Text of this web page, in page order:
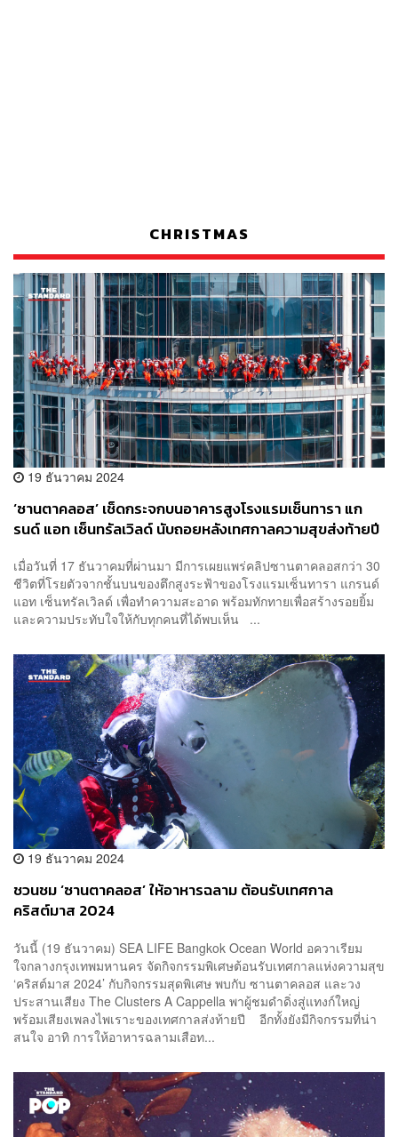
CHRISTMAS
19 ธันวาคม 2024
‘ซานตาคลอส’ เช็ดกระจกบนอาคารสูงโรงแรมเซ็นทารา แก
รนด์ แอท เซ็นทรัลเวิลด์ นับถอยหลังเทศกาลความสุขส่งท้ายปี
เมื่อวันที่ 17 ธันวาคมที่ผ่านมา มีการเผยแพร่คลิปซานตาคลอสกว่า 30
ชีวิตที่โรยตัวจากชั้นบนของตึกสูงระฟ้าของโรงแรมเซ็นทารา แกรนด์
แอท เซ็นทรัลเวิลด์ เพื่อทำความสะอาด พร้อมทักทายเพื่อสร้างรอยยิ้ม
และความประทับใจให้กับทุกคนที่ได้พบเห็น ...
19 ธันวาคม 2024
ชวนชม ‘ซานตาคลอส’ ให้อาหารฉลาม ต้อนรับเทศกาล
คริสต์มาส 2024
วันนี้ (19 ธันวาคม) SEA LIFE Bangkok Ocean World อควาเรียม
ใจกลางกรุงเทพมหานคร จัดกิจกรรมพิเศษต้อนรับเทศกาลแห่งความสุข
‘คริสต์มาส 2024’ กับกิจกรรมสุดพิเศษ พบกับ ซานตาคลอส และวง
ประสานเสียง The Clusters A Cappella พาผู้ชมดำดิ่งสู่แทงก์ใหญ่
พร้อมเสียงเพลงไพเราะของเทศกาลส่งท้ายปี อีกทั้งยังมีกิจกรรมที่น่า
สนใจ อาทิ การให้อาหารฉลามเสือท...